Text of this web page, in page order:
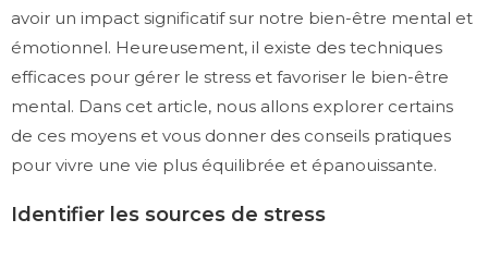
avoir un impact significatif sur notre bien-être mental et
émotionnel. Heureusement, il existe des techniques
efficaces pour gérer le stress et favoriser le bien-être
mental. Dans cet article, nous allons explorer certains
de ces moyens et vous donner des conseils pratiques
pour vivre une vie plus équilibrée et épanouissante.
Identifier les sources de stress